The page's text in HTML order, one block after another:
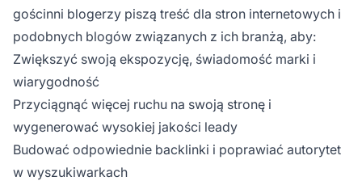
gościnni blogerzy piszą treść dla stron internetowych i
podobnych blogów związanych z ich branżą, aby:
Zwiększyć swoją ekspozycję, świadomość marki i
wiarygodność
Przyciągnąć więcej ruchu na swoją stronę i
wygenerować wysokiej jakości leady
Budować odpowiednie backlinki i poprawiać autorytet
w wyszukiwarkach